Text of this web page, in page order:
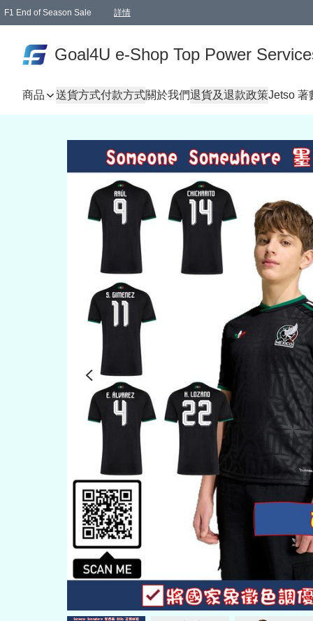
F1 End of Season Sale 詳情
Goal4U e-Shop Top Power
商品 送貨方式付款方式關於我們退貨及退款政策Jetso 著